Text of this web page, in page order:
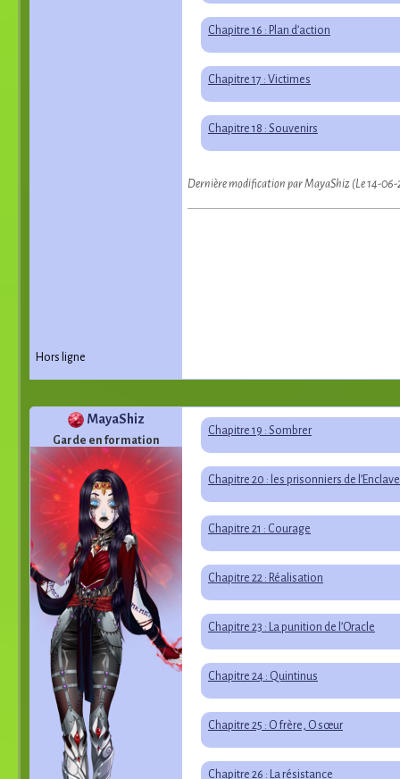
Chapitre 16 : Plan d’action
Chapitre 17 : Victimes
Chapitre 18 : Souvenirs
Dernière modification par MayaShiz (Le 14-
Hors ligne
MayaShiz
Garde en formation
Chapitre 19 : Sombrer
Chapitre 20 : les prisonniers de l’Enclave
Chapitre 21 : Courage
Chapitre 22 : Réalisation
Chapitre 23 : La punition de l’Oracle
Chapitre 24 : Quintinus
Chapitre 25 : Ô frère, Ô sœur
Chapitre 26 : La résistance